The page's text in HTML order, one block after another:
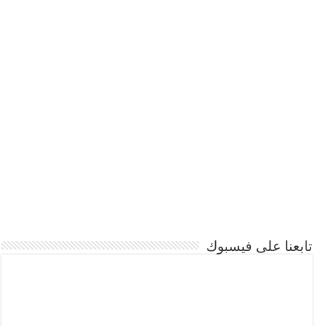
تابعنا على فيسبوك